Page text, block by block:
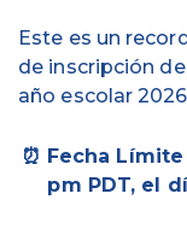
Este es un
de inscripción
año escolar
⏰ Fecha
pm PDT, el